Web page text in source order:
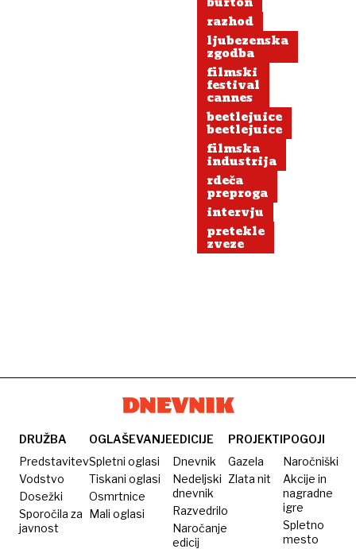
razhod
ljubezenska
zgodba
filmski
festival
cannes
beetlejuice
beetlejuice
filmska
industrija
rdeča
preproga
intervju
pretekle
zveze
DRUŽBA
Predstavitev
Vodstvo
Dosežki
Sporočila za
javnost
OGLAŠEVANJE
Spletni oglasi
Tiskani oglasi
Osmrtnice
Mali oglasi
EDICIJE
Dnevnik
Nedeljski
dnevnik
Razvedrilo
Naročanje
edicij
PROJEKTI
Gazela
Zlata nit
POGOJI
Naročniški
Akcije in
nagradne
igre
Spletno
mesto